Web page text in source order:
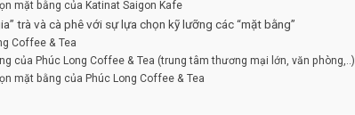
mặt bằng của Katinat Saigon Kafe
trà và cà phê với sự lựa chọn kỹ lưỡng các “mặt bằng”
Coffee & Tea
của Phúc Long Coffee & Tea (trung tâm thương mại lớn, văn phòng,..)
mặt bằng của Phúc Long Coffee & Tea